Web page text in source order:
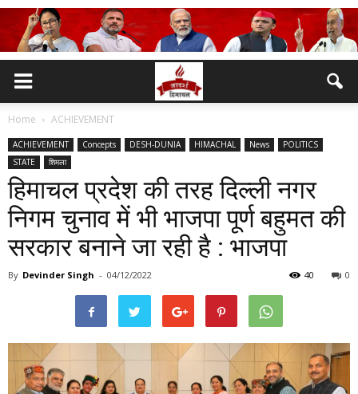
Home ACHIEVEMENT
ACHIEVEMENT Concepts DESH-DUNIA HIMACHAL News
POLITICS
STATE
शिमला
हिमाचल प्रदेश की तरह दिल्ली नगर
निगम चुनाव में भी भाजपा पूर्ण बहुमत की
सरकार बनाने जा रही है : भाजपा
By Devinder Singh - 04/12/2022 0
40